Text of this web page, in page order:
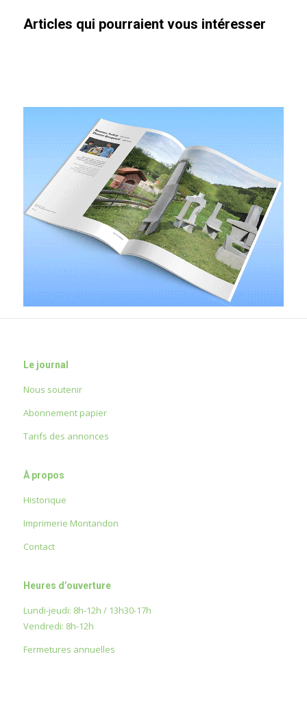
Articles qui pourraient vous intéresser
Le journal
Nous soutenir
Abonnement papier
Tarifs des annonces
À propos
Historique
Imprimerie Montandon
Contact
Heures d’ouverture
Lundi-jeudi: 8h-12h / 13h30-17h
Vendredi: 8h-12h
Fermetures annuelles